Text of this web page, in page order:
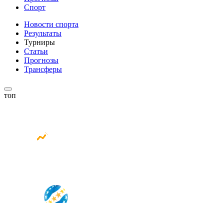
Спорт
Новости спорта
Результаты
Турниры
Статьи
Прогнозы
Трансферы
топ